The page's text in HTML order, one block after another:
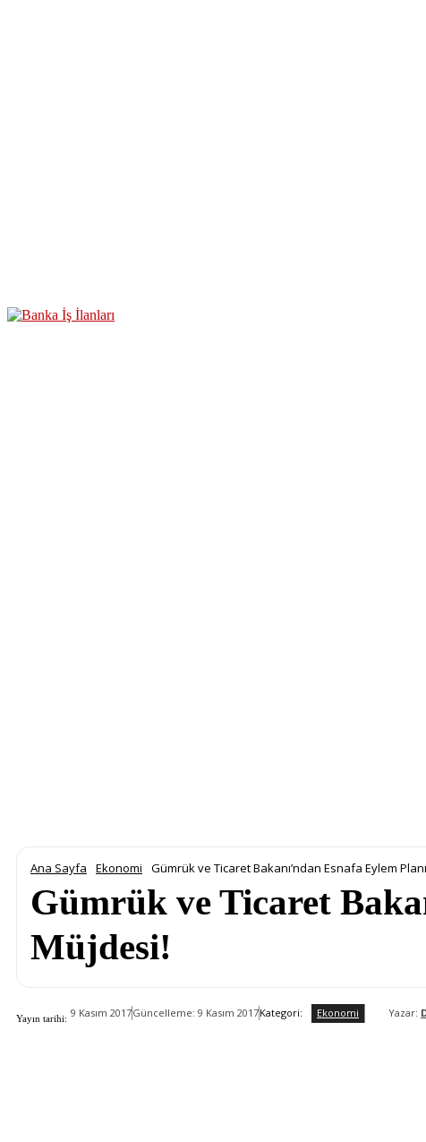
Ana Sayfa Ekonomi Gümrük ve Ticaret Bakanı’ndan Esnafa Eylem
Gümrük ve Ticaret
Müjdesi!
Yayın tarihi: 9 Kasım 2017Güncelleme: 9 Kasım 2017Kategori: Ekonomi Yazar: